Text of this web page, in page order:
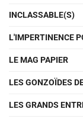
INCLASSABLE(S)
L'IMPERTINENCE
LE MAG PAPIER
LES GONZOÏDES
LES GRANDS